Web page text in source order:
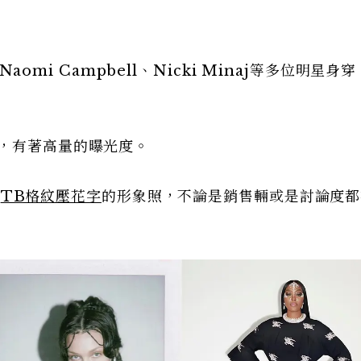
Campbell、Nicki Minaj等多位明星身穿
著高量的曝光度。
TB格紋壓花字的形象照，不論是銷售輛或是討論度